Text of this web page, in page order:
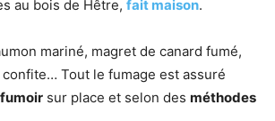
au bois de Hêtre, fait maison.
mariné, magret de canard fumé,
Tout le fumage est assuré
sur place et selon des méthodes